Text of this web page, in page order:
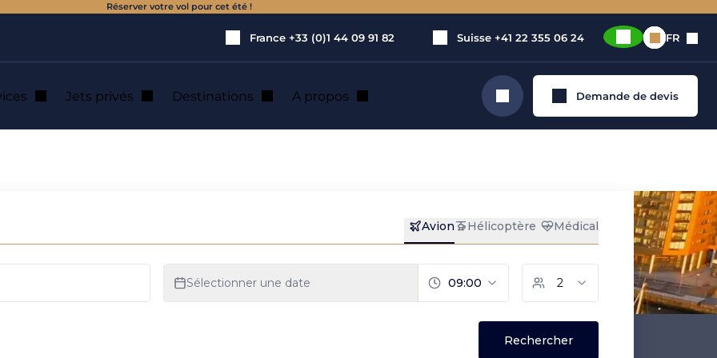
Réserver votre vol pour cet été !
France +33 (0)1 44 09 91 82 Suisse +41 22 355 06 24 FR
Jets privés Destinations A propos Rechercher Demande de devis